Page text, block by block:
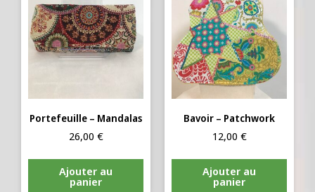
Portefeuille – Mandalas
26,00 €
Ajouter au
panier
Bavoir – Patchwork
12,00 €
Ajouter au
panier